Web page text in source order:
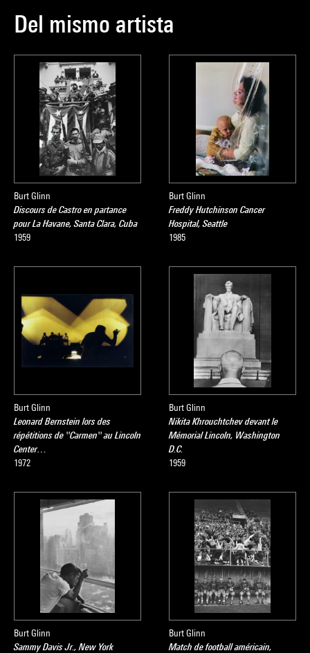
Del mismo artista
Burt Glinn
Discours de Castro en partance
pour La Havane, Santa Clara, Cuba
1959
Burt Glinn
Freddy Hutchinson Cancer
Hospital, Seattle
1985
Burt Glinn
Leonard Bernstein lors des
répétitions de ''Carmen'' au Lincoln
Center…
1972
Burt Glinn
Nikita Khrouchtchev devant le
Mémorial Lincoln, Washington
D.C.
1959
Burt Glinn
Sammy Davis Jr., New York
Burt Glinn
Match de football américain,